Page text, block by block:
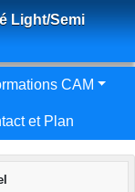
Light/Semi
CAM
et Plan